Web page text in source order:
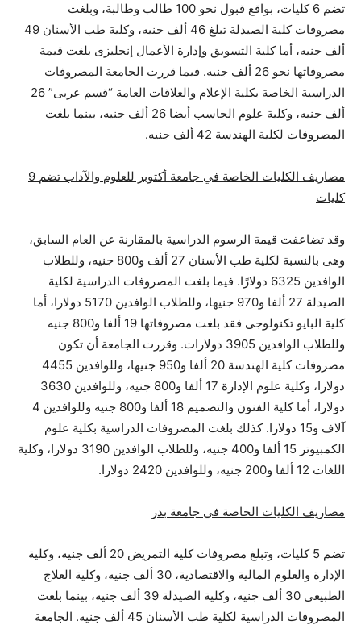
تضم 6 كليات، بواقع قبول نحو 100 طالب وطالبة، وبلغت
مصروفات كلية الصيدلة تبلغ 46 ألف جنيه، وكلية طب الأسنان 49
ألف جنيه، أما كلية التسويق وإدارة الأعمال إنجليزى بلغت قيمة
مصروفاتها نحو 26 ألف جنيه. فيما قررت الجامعة المصروفات
الدراسية الخاصة بكلية الإعلام والعلاقات العامة “قسم عربى” 26
ألف جنيه، وكلية علوم الحاسب أيضا 26 ألف جنيه، بينما بلغت
المصروفات لكلية الهندسة 42 ألف جنيه.
مصاريف الكليات الخاصة في جامعة أكتوبر للعلوم والآداب تضم 9
كليات
وقد تضاعفت قيمة الرسوم الدراسية بالمقارنة عن العام السابق،
وهى بالنسبة لكلية طب الأسنان 27 ألف و800 جنيه، وللطلاب
الوافدين 6325 دولارًا. فيما بلغت المصروفات الدراسية لكلية
الصيدلة 27 ألفا و970 جنيها، وللطلاب الوافدين 5170 دولارا، أما
كلية البايو تكنولوجى فقد بلغت مصروفاتها 19 ألفا و800 جنيه
وللطلاب الوافدين 3905 دولارات. وقررت الجامعة أن تكون
مصروفات كلية الهندسة 20 ألفا و950 جنيها، وللوافدين 4455
دولارا، وكلية علوم الإدارة 17 ألفا و800 جنيه، وللوافدين 3630
دولارا، أما كلية الفنون والتصميم 18 ألفا و800 جنيه وللوافدين 4
آلاف و15 دولارا. كذلك بلغت المصروفات الدراسية بكلية علوم
الكمبيوتر 15 ألفا و400 جنيه، وللطلاب الوافدين 3190 دولارا، وكلية
اللغات 12 ألفا و200 جنيه، وللوافدين 2420 دولارا.
مصاريف الكليات الخاصة في جامعة بدر
تضم 5 كليات، وتبلغ مصروفات كلية التمريض 20 ألف جنيه، وكلية
الإدارة والعلوم المالية والاقتصادية، 30 ألف جنيه، وكلية العلاج
الطبيعى 30 ألف جنيه، وكلية الصيدلة 39 ألف جنيه، بينما بلغت
المصروفات الدراسية لكلية طب الأسنان 45 ألف جنيه. الجامعة